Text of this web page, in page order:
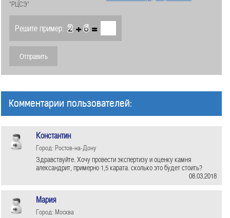
"РЦСЭ"
Решите пример: + =
Комментарии пользователей:
Константин
Город: Ростов-на-Дону
Здравствуйте. Хочу провести экспертизу и оценку камня
александрит, примерно 1,5 карата. сколько это будет стоить?
08.03.2018
Мария
Город: Москва